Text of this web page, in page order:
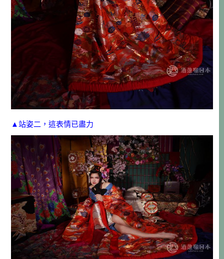
▲站姿二，這表情已盡力